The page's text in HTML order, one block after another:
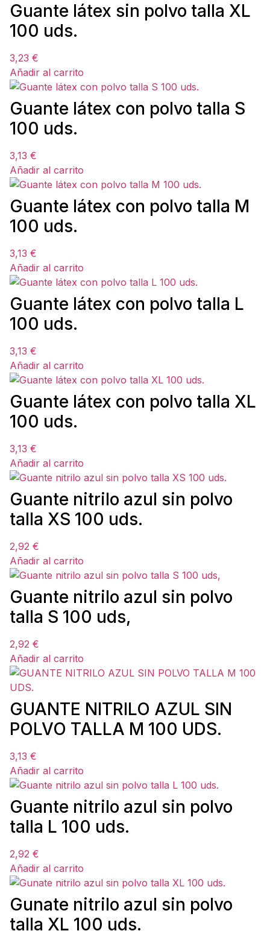
Guante látex sin polvo talla XL
100 uds.
3,23 €
Añadir al carrito
Guante látex con polvo talla S
100 uds.
3,13 €
Añadir al carrito
Guante látex con polvo talla M
100 uds.
3,13 €
Añadir al carrito
Guante látex con polvo talla L
100 uds.
3,13 €
Añadir al carrito
Guante látex con polvo talla XL
100 uds.
3,13 €
Añadir al carrito
Guante nitrilo azul sin polvo
talla XS 100 uds.
2,92 €
Añadir al carrito
Guante nitrilo azul sin polvo
talla S 100 uds,
2,92 €
Añadir al carrito
GUANTE NITRILO AZUL SIN
POLVO TALLA M 100 UDS.
3,13 €
Añadir al carrito
Guante nitrilo azul sin polvo
talla L 100 uds.
2,92 €
Añadir al carrito
Gunate nitrilo azul sin polvo
talla XL 100 uds.